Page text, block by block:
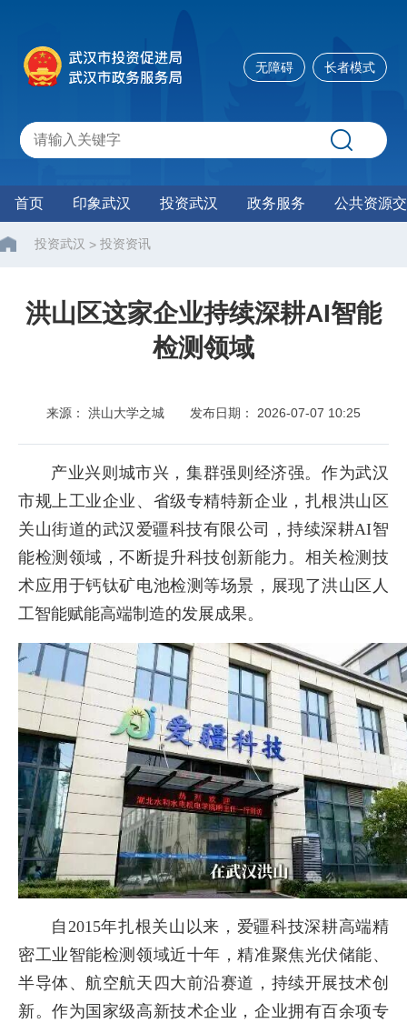
无障碍 长者模式
首页 印象武汉 投资武汉 政务服务 公共资源
投资武汉 > 投资资讯
洪山区这家企业持续深耕AI智能
检测领域
来源： 洪山大学之城 发布日期： 2026-07-07 10:25
产业兴则城市兴，集群强则经济强。作为武汉
市规上工业企业、省级专精特新企业，扎根洪山区
关山街道的武汉爱疆科技有限公司，持续深耕AI智
能检测领域，不断提升科技创新能力。相关检测技
术应用于钙钛矿电池检测等场景，展现了洪山区人
工智能赋能高端制造的发展成果。
自2015年扎根关山以来，爱疆科技深耕高端精
密工业智能检测领域近十年，精准聚焦光伏储能、
半导体、航空航天四大前沿赛道，持续开展技术创
新。作为国家级高新技术企业，企业拥有百余项专